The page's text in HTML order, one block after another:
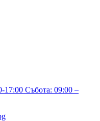
Събота: 09:00 –